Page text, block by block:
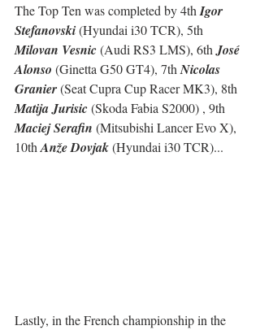
The Top Ten was completed by 4th Igor
Stefanovski (Hyundai i30 TCR), 5th
Milovan Vesnic (Audi RS3 LMS), 6th José
Alonso (Ginetta G50 GT4), 7th Nicolas
Granier (Seat Cupra Cup Racer MK3), 8th
Matija Jurisic (Skoda Fabia S2000) , 9th
Maciej Serafin (Mitsubishi Lancer Evo X),
10th Anže Dovjak (Hyundai i30 TCR)...
Lastly, in the French championship in the